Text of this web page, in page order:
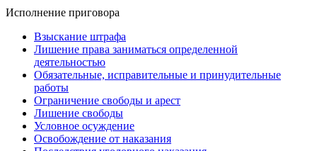
Исполнение приговора
Взыскание штрафа
Лишение права заниматься определенной
деятельностью
Обязательные, исправительные и принудительные
работы
Ограничение свободы и арест
Лишение свободы
Условное осуждение
Освобождение от наказания